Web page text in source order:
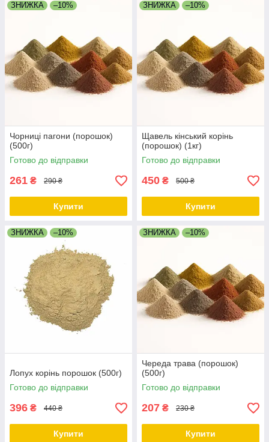
ЗНИЖКА –10%
Чорниці пагони (порошок)
(500г)
Готово до відправки
261 ₴ 290 ₴
Купити
ЗНИЖКА –10%
Щавель кінський корінь
(порошок) (1кг)
Готово до відправки
450 ₴ 500 ₴
Купити
ЗНИЖКА –10%
Лопух корінь порошок (500г)
Готово до відправки
396 ₴ 440 ₴
Купити
ЗНИЖКА –10%
Череда трава (порошок)
(500г)
Готово до відправки
207 ₴ 230 ₴
Купити